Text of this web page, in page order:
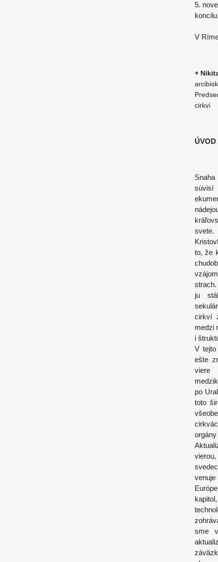
5.
V
+
cirkví
súvisí
svete.
to, že
ju
cirkví
medzi
i
V tejto
ešte
po
toto
sme